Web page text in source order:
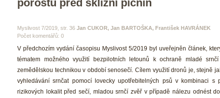
porostů před sklizní pícnin
Myslivost 7/2019, str. 36 Jan CUKOR, Jan BARTOŠKA, František HAVRÁNEK
Počet komentářů: 0
V předchozím vydání časopisu Myslivost 5/2019 byl uveřejněn článek,
tématem možného využití bezpilotních letounů k ochraně mladé
zemědělskou technikou v období senosečí. Cílem využití dronů je, stejně
vyhledávání srnčat pomocí lovecky upotřebitelných psů v kombinaci s
rizikových lokalit před sečí, mladou srnčí zvěř v případě nálezu odnést do